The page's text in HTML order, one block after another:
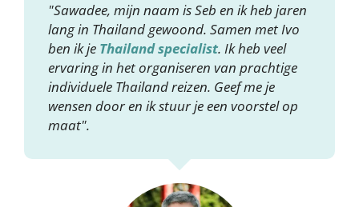
"Sawadee, mijn naam is Seb en ik heb jaren
lang in Thailand gewoond. Samen met Ivo
ben ik je Thailand specialist. Ik heb veel
ervaring in het organiseren van prachtige
individuele Thailand reizen. Geef me je
wensen door en ik stuur je een voorstel op
maat".